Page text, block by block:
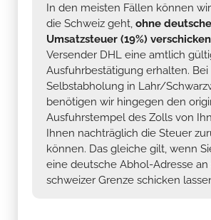
In den meisten Fällen können
die Schweiz geht, ohne deutsche
Umsatzsteuer (19%) verschicken
Versender DHL eine amtlich
Ausfuhrbestätigung erhalten. Bei
Selbstabholung in Lahr/
benötigen wir hingegen den
Ausfuhrstempel des Zolls von
Ihnen nachträglich die Steuer
können. Das gleiche gilt, wenn
eine deutsche Abhol-Adresse an
schweizer Grenze schicken